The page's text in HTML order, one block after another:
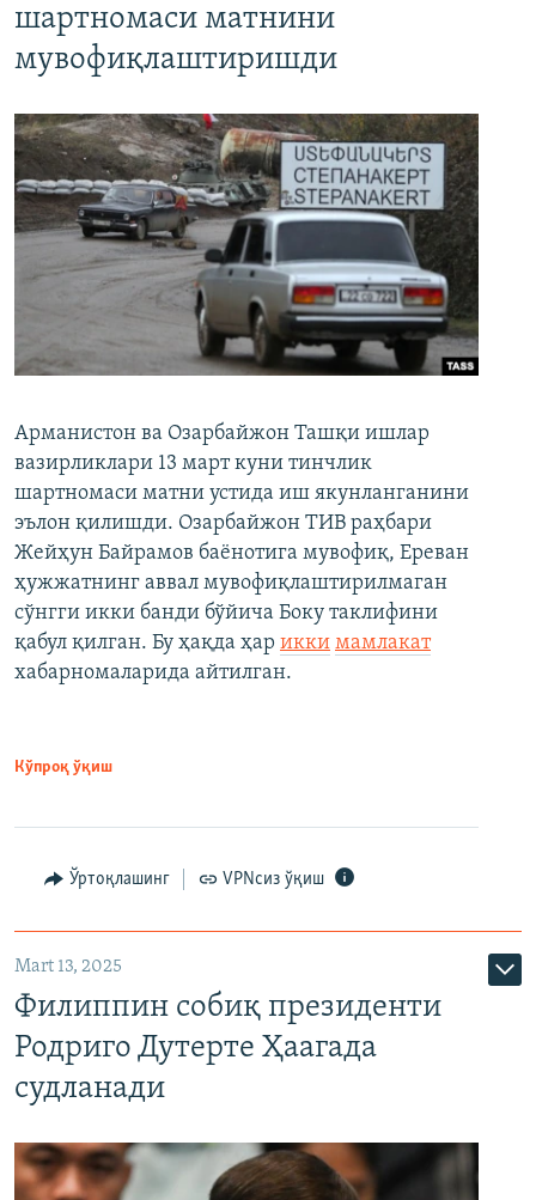
шартномаси матнини
мувофиқлаштиришди
Арманистон ва Озарбайжон Ташқи ишлар
вазирликлари 13 март куни тинчлик
шартномаси матни устида иш якунланганини
эълон қилишди. Озарбайжон ТИВ раҳбари
Жейҳун Байрамов баёнотига мувофиқ, Ереван
ҳужжатнинг аввал мувофиқлаштирилмаган
сўнгги икки банди бўйича Боку таклифини
қабул қилган. Бу ҳақда ҳар икки мамлакат
хабарномаларида айтилган.
Кўпроқ ўқиш
Ўртоқлашинг VPNсиз ўқиш
Mart 13, 2025
Филиппин собиқ президенти
Родриго Дутерте Ҳаагада
судланади